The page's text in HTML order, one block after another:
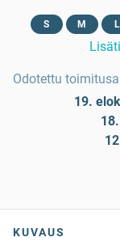
S M L
Odotettu
19.
KUVAUS